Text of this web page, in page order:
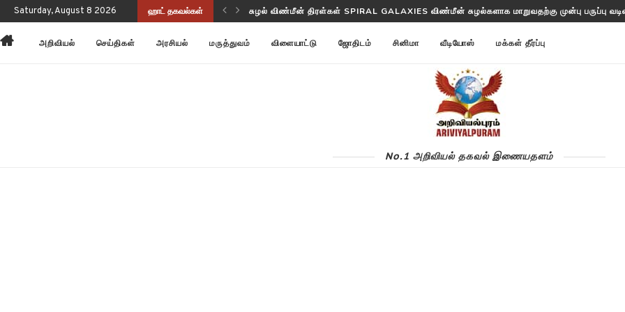
Saturday, August 8 2026 ஹாட் தகவல்கள் சுழல் விண்மீன் திரள்கள் SPIRAL GALAXIES விண்மீன் சுழல்களாக மாறுவதற்கு முன்பு பருப்பு
அறிவியல் செய்திகள் அரசியல் மருத்துவம் விளையாட்டு ஜோதிடம் சினிமா வீடியோஸ் மக்கள் தீர்ப்பு
No.1 அறிவியல் தகவல் இணையதளம்